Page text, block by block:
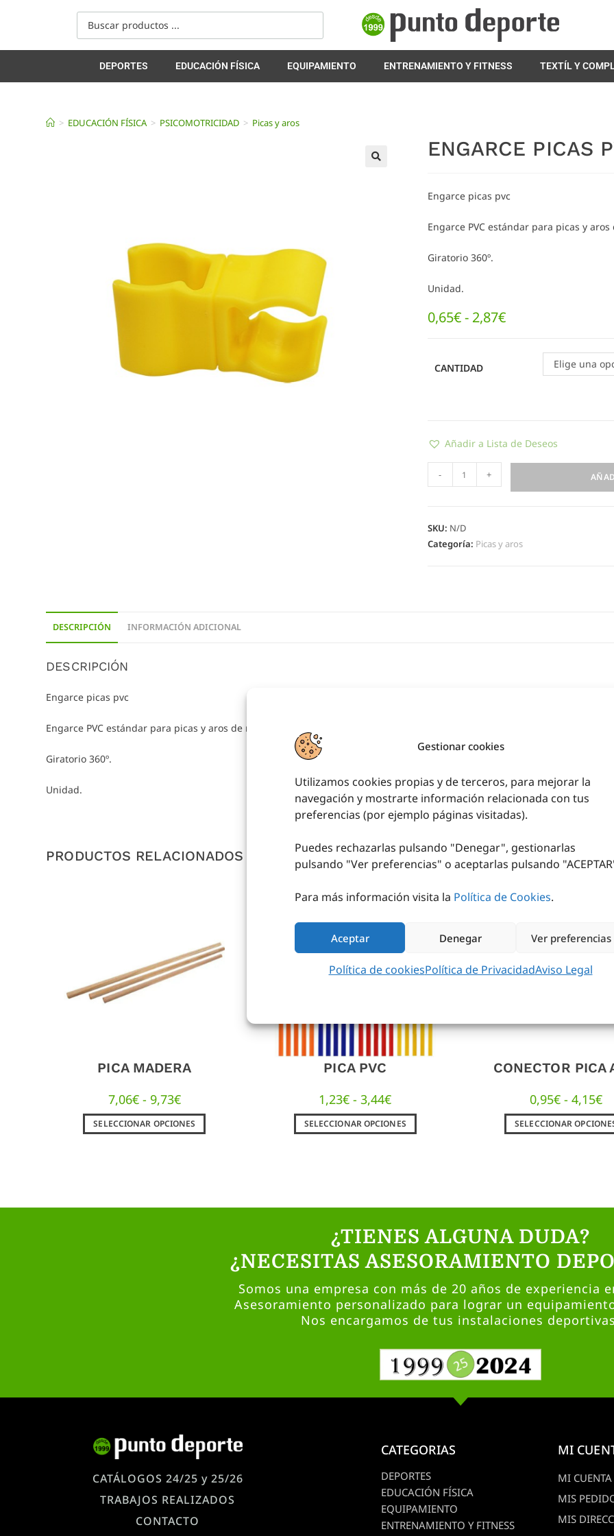
Gestionar cookies
Utilizamos cookies propias y de terceros, para mejorar la
navegación y mostrarte información relacionada con tus
preferencias (por ejemplo páginas visitadas).
Puedes rechazarlas pulsando "Denegar", gestionarlas
pulsando "Ver preferencias" o aceptarlas pulsando
Para más información visita la Política de Cookies.
Aceptar Denegar Ver preferencias
Política de cookiesPolítica de PrivacidadAviso Legal
DEPORTES EDUCACIÓN FÍSICA EQUIPAMIENTO ENTRENAMIENTO Y FITNESS TEXTÍL Y
> EDUCACIÓN FÍSICA > PSICOMOTRICIDAD > Picas y aros
ENGARCE PICAS
Engarce picas pvc
Engarce PVC estándar para picas y
Giratorio 360º.
Unidad.
0,65€- 2,87€
CANTIDAD Elige una
Añadir a Lista de Deseos
- +
SKU: N/D
Categoría: Picas y aros
DESCRIPCIÓN INFORMACIÓN ADICIONAL
DESCRIPCIÓN
Engarce picas pvc
Engarce PVC estándar para picas y aros de rítmica.
Giratorio 360º.
Unidad.
PRODUCTOS RELACIONADOS
PICA MADERA
7,06€ - 9,73€
SELECCIONAR OPCIONES
PICA PVC
1,23€ - 3,44€
SELECCIONAR OPCIONES
CONECTOR PICA
0,95€ - 4,15€
SELECCIONAR
¿TIENES ALGUNA DUDA?
¿NECESITAS ASESORAMIENTO
Somos una empresa con más de 20 años de experiencia
Asesoramiento personalizado para lograr un
Nos encargamos de tus instalaciones
CATÁLOGOS 24/25 y 25/26
TRABAJOS REALIZADOS
CONTACTO
CATEGORIAS
DEPORTES
EDUCACIÓN FÍSICA
EQUIPAMIENTO
ENTRENAMIENTO Y FITNESS
MI
MI CUENTA
MIS
MIS